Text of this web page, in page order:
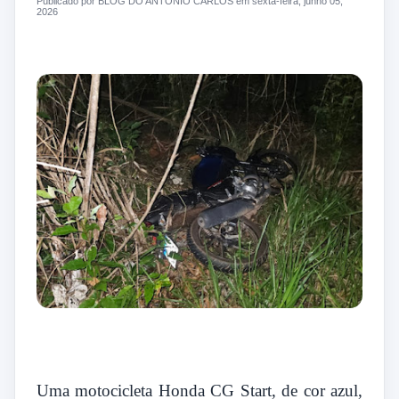
2026
Uma motocicleta Honda CG Start, de cor azul,